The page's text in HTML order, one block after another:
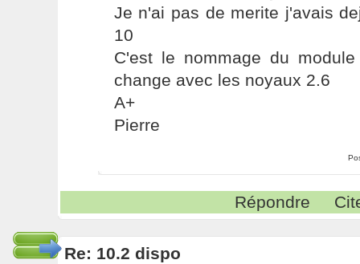
Je n'ai pas de merite j'avais
10
C'est le nommage du
change avec les noyaux 2.6
A+
Pierre
Répondre
Re: 10.2 dispo